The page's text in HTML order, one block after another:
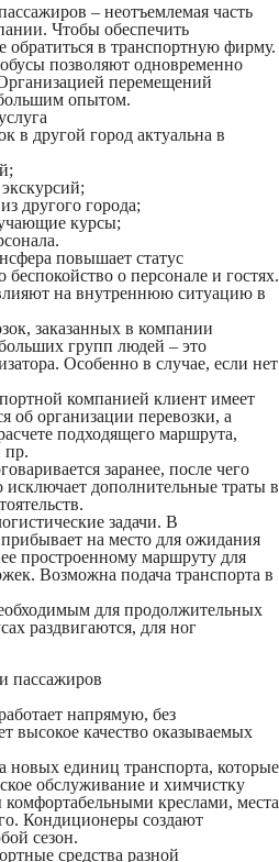
– неотъемлемая часть
Чтобы обеспечить
обратиться в транспортную фирму.
позволяют одновременно
перемещений
опытом.
в другой город актуальна в
другого города;
курсы;
повышает статус
беспокойство о персонале и гостях.
на внутреннюю ситуацию в
заказанных в компании
групп людей – это
Особенно в случае, если нет
компанией клиент имеет
об организации перевозки, а
подходящего маршрута,
пр.
заранее, после чего
дополнительные траты в
задачи. В
на место для ожидания
простроенному маршруту для
Возможна подача транспорта в
для продолжительных
раздвигаются, для ног
напрямую, без
высокое качество оказываемых
новых единиц транспорта, которые
обслуживание и химчистку
креслами, места
Кондиционеры создают
сезон.
средства разной